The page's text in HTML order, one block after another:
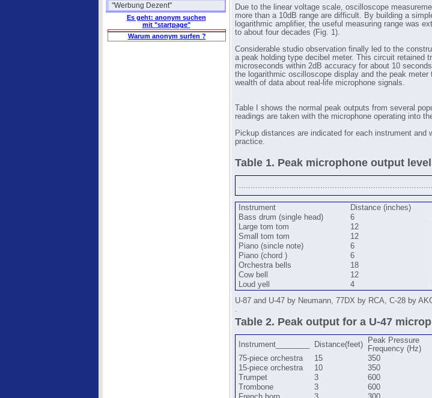
"Werbung Dezent"
Es geht: anonym suchen
mit "startpage"
Warum anonym surfen ?
Due to the linear voltage scale, oscilloscope
more than a 10dB range are difficult. By building a
logarithmic amplifier, the useful measuring range was
to about four decades (Fig. 1).
Considerable studio observation finally led to the
a peak holding type decibel meter. This circuit retained
microseconds within 2dB accuracy for about 10
the logarithmic oscilloscope display and the peak
wealth of data about real-life microphone signals.
Table I shows the normal peak outputs from several
readings are taken with the microphone operating into
Pickup distances are indicated for each instrument and
practice.
Table 1. Peak microphone output
Instrument Distance (inches)
Bass drum (single head)
6
Large tom tom
12
Small tom tom
12
Piano (sincle note)
6
Piano (chord )
6
Orchestra bells
18
Cow bell
12
Loud yell
4
U-87 and U-47 by Neumann, 77DX by RCA, C-28 by
.
Table 2. Peak output for a U-47
Instrument________ Distance(feet)
Peak Pressure
Frequency (Hz)
75-piece orchestra
15 350
15-piece orchestra
10 350
Trumpet
3 600
Trombone
3 600